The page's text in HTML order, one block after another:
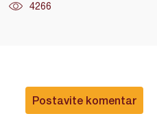
4266
Postavite komentar